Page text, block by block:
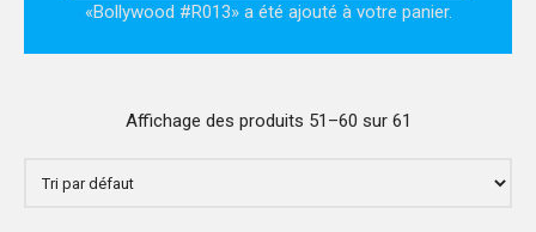
«Bollywood #R013» a été ajouté à votre panier.
Affichage des produits 51–60 sur 61